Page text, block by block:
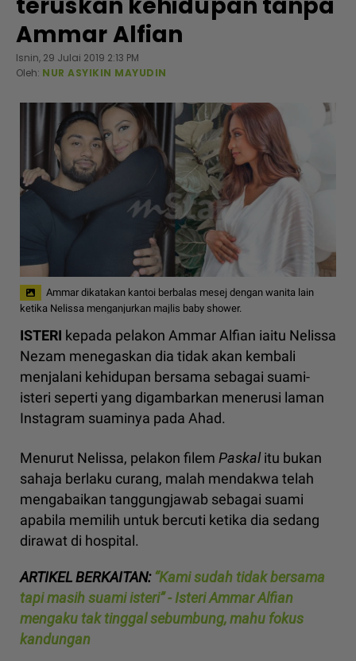
Ammar Alfian
Isnin, 29 Julai 2019 2:13 PM
Oleh: NUR ASYIKIN MAYUDIN
Ammar dikatakan kantoi berbalas mesej dengan wanita lain
ketika Nelissa menganjurkan majlis baby shower.
ISTERI kepada pelakon Ammar Alfian iaitu Nelissa
Nezam menegaskan dia tidak akan kembali
menjalani kehidupan bersama sebagai suami-
isteri seperti yang digambarkan menerusi laman
Instagram suaminya pada Ahad.
Menurut Nelissa, pelakon filem Paskalitu bukan
sahaja berlaku curang, malah mendakwa telah
mengabaikan tanggungjawab sebagai suami
apabila memilih untuk bercuti ketika dia sedang
dirawat di hospital.
ARTIKEL BERKAITAN:“Kami sudah tidak bersama
tapi masih suami isteri” - Isteri Ammar Alfian
mengaku tak tinggal sebumbung, mahu fokus
kandungan